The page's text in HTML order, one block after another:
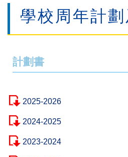
學校周年計
計劃書
2025-2026
2024-2025
2023-2024